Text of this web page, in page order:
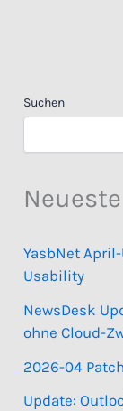
Suchen
YasbNet
Usability
NewsDesk
ohne Cloud-
2026-04
Update: